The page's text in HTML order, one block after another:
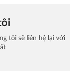
tôi sẽ liên hệ lại với